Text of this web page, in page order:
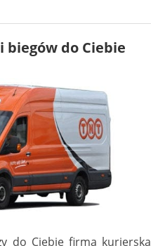
biegów do Ciebie
do Ciebie firma kurierska